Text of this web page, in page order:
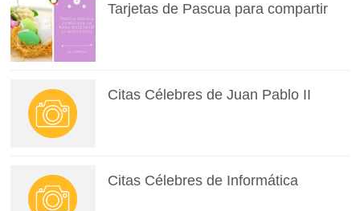
Tarjetas de Pascua para compartir
Citas Célebres de Juan Pablo II
Citas Célebres de Informática